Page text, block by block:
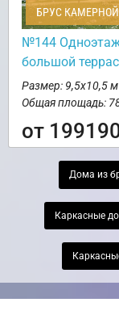
БРУС
№144
большой
Размер: 9,5х10,5 м
Общая площадь:
от
Дома из
Каркасные